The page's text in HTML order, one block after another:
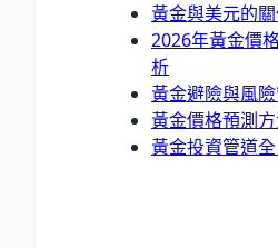
黃金與美元的
2026年黃金價
析
黃金避險與風
黃金價格預測
黃金投資管道